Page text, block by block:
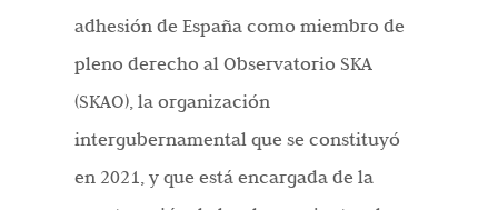
adhesión de España como miembro de
pleno derecho al Observatorio SKA
(SKAO), la organización
intergubernamental que se constituyó
en 2021, y que está encargada de la